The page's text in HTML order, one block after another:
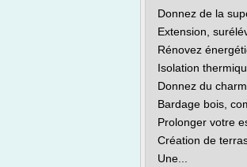
Donnez de la
Extension,
Rénovez
Isolation
Donnez du
Bardage bois,
Prolonger votre
Création de
Une...